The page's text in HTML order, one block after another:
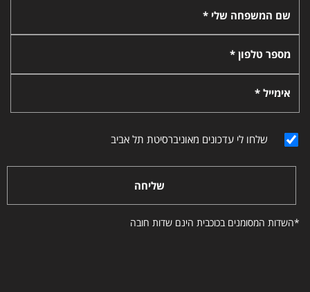
שם המשפחה שלי *
מספר טלפון *
אימייל *
שלחו לי עדכונים מאוניברסיטת תל אביב
שליחה
*השדות המסומנים בכוכבית הינם שדות חובה